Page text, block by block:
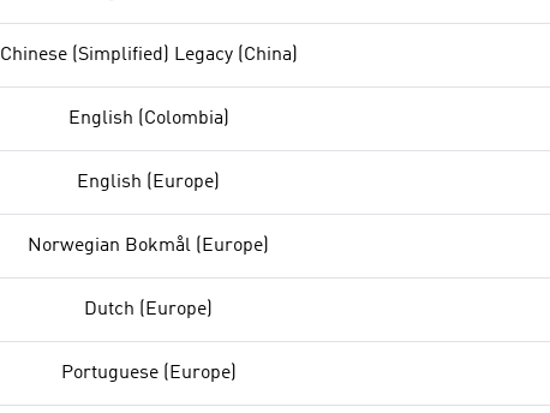
Chinese (Simplified) Legacy (China)
English (Colombia)
English (Europe)
Norwegian Bokmål (Europe)
Dutch (Europe)
Portuguese (Europe)